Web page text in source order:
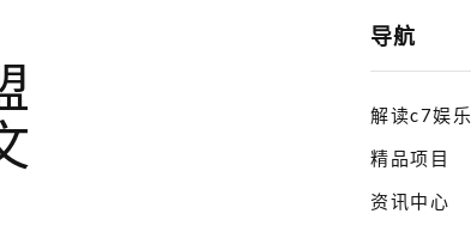
导航
解读c7娱乐
精品项目
资讯中心